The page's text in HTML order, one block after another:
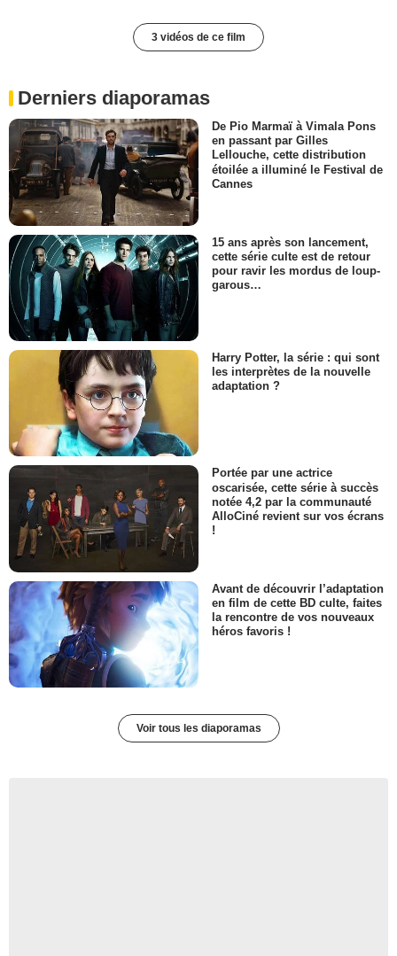
3 vidéos de ce film
Derniers diaporamas
De Pio Marmaï à Vimala Pons
en passant par Gilles
Lellouche, cette distribution
étoilée a illuminé le Festival de
Cannes
15 ans après son lancement,
cette série culte est de retour
pour ravir les mordus de loup-
garous…
Harry Potter, la série : qui sont
les interprètes de la nouvelle
adaptation ?
Portée par une actrice
oscarisée, cette série à succès
notée 4,2 par la communauté
AlloCiné revient sur vos écrans
!
Avant de découvrir l’adaptation
en film de cette BD culte, faites
la rencontre de vos nouveaux
héros favoris !
Voir tous les diaporamas